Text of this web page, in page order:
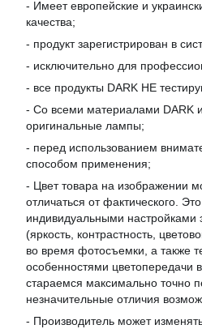
- Имеет европейские и
качества;
- продукт зарегистрирован в
- исключительно для
- все продукты DARK НЕ
- Со всеми материалами DARK
оригинальные лампы;
- перед использованием
способом применения;
- Цвет товара на изображении
отличаться от фактического.
индивидуальными настройками
(яркость, контрастность,
во время фотосъемки, а также
особенностями
стараемся максимально точно
незначительные отличия
- Производитель может